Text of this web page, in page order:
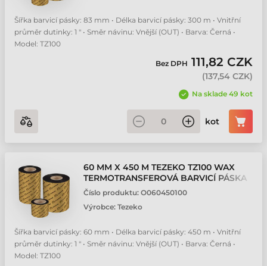
Šířka barvicí pásky: 83 mm • Délka barvicí pásky: 300 m • Vnitřní
průměr dutinky: 1 " • Směr návinu: Vnější (OUT) • Barva: Černá •
Model: TZ100
Bez DPH 111,82 CZK
(137,54 CZK)
Na sklade 49 kot
kot
60 MM X 450 M TEZEKO TZ100 WAX
TERMOTRANSFEROVÁ BARVICÍ PÁSKA
Číslo produktu: O060450100
Výrobce: Tezeko
Šířka barvicí pásky: 60 mm • Délka barvicí pásky: 450 m • Vnitřní
průměr dutinky: 1 " • Směr návinu: Vnější (OUT) • Barva: Černá •
Model: TZ100